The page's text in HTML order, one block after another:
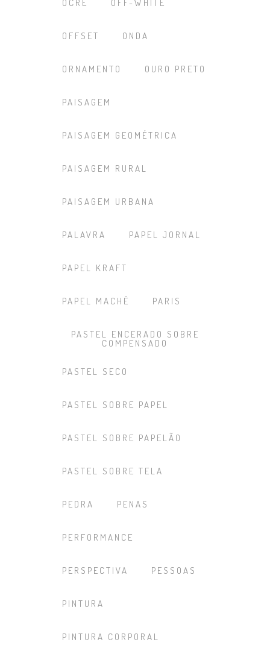
OCRE OFF-WHITE
OFFSET ONDA
ORNAMENTO OURO PRETO
PAISAGEM
PAISAGEM GEOMÉTRICA
PAISAGEM RURAL
PAISAGEM URBANA
PALAVRA PAPEL JORNAL
PAPEL KRAFT
PAPEL MACHÊ PARIS
PASTEL ENCERADO SOBRE
COMPENSADO
PASTEL SECO
PASTEL SOBRE PAPEL
PASTEL SOBRE PAPELÃO
PASTEL SOBRE TELA
PEDRA PENAS
PERFORMANCE
PERSPECTIVA PESSOAS
PINTURA
PINTURA CORPORAL